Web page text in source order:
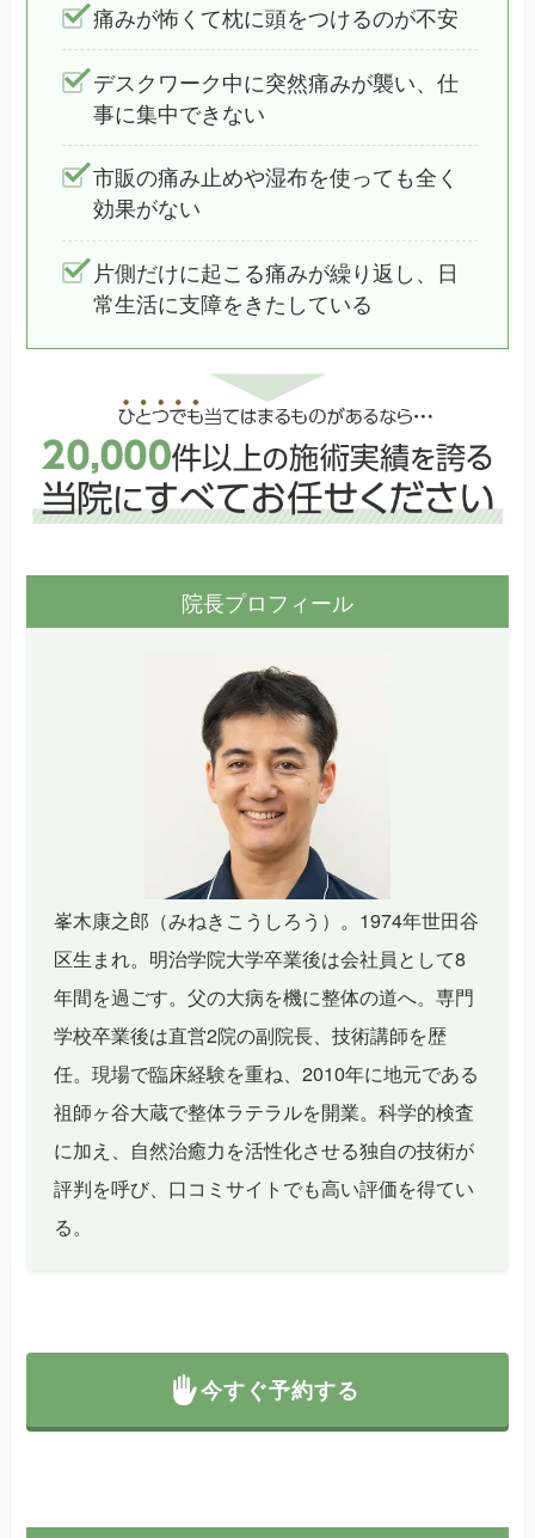
痛みが怖くて枕に頭をつけるのが不安
デスクワーク中に突然痛みが襲い、仕
事に集中できない
市販の痛み止めや湿布を使っても全く
効果がない
片側だけに起こる痛みが繰り返し、日
常生活に支障をきたしている
院長プロフィール
峯木康之郎（みねきこうしろう）。1974年世田谷
区生まれ。明治学院大学卒業後は会社員として8
年間を過ごす。父の大病を機に整体の道へ。専門
学校卒業後は直営2院の副院長、技術講師を歴
任。現場で臨床経験を重ね、2010年に地元である
祖師ヶ谷大蔵で整体ラテラルを開業。科学的検査
に加え、自然治癒力を活性化させる独自の技術が
評判を呼び、口コミサイトでも高い評価を得てい
る。
今すぐ予約する